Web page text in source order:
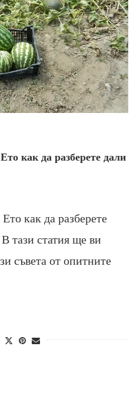
как да разберете дали
как да разберете
тази статия ще ви
съвета от опитните